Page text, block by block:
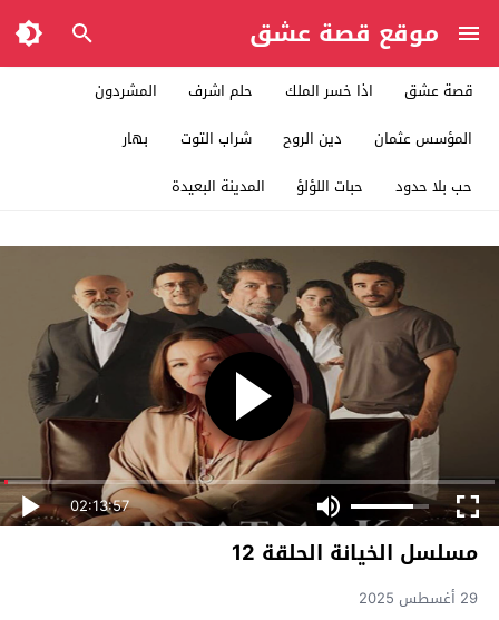
موقع قصة عشق
قصة عشق اذا خسر الملك حلم اشرف
المشردون
المؤسس عثمان
دين الروح شراب التوت
بهار
حب بلا حدود
حبات اللؤلؤ المدينة البعيدة
02:13:57
مسلسل الخيانة الحلقة 12
29 أغسطس 2025